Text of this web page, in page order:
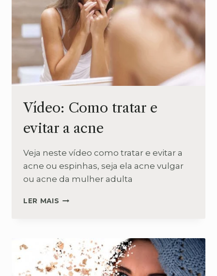
Vídeo: Como tratar e
evitar a acne
Veja neste vídeo como tratar e evitar a
acne ou espinhas, seja ela acne vulgar
ou acne da mulher adulta
LER MAIS VÍDEO:
EVITAR
A
ACNE